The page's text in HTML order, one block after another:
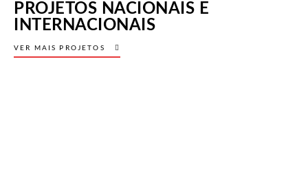
PROJETOS NACIONAIS E
INTERNACIONAIS
VER MAIS PROJETOS